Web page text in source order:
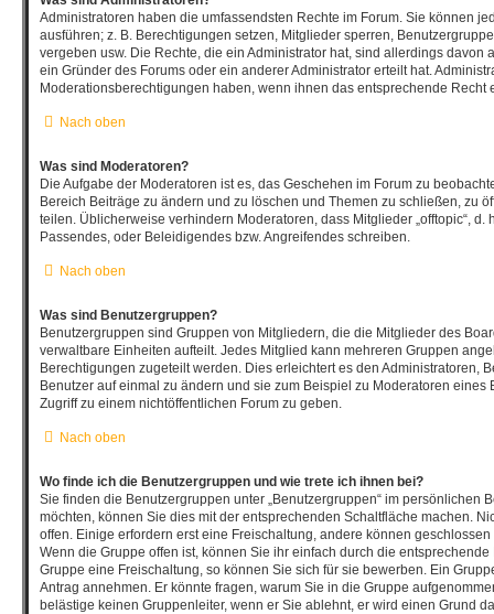
Administratoren haben die umfassendsten Rechte im Forum. Sie können
ausführen; z. B. Berechtigungen setzen, Mitglieder sperren,
vergeben usw. Die Rechte, die ein Administrator hat, sind allerdings davon
ein Gründer des Forums oder ein anderer Administrator erteilt hat.
Moderationsberechtigungen haben, wenn ihnen das entsprechende Recht
Nach oben
Was sind Moderatoren?
Die Aufgabe der Moderatoren ist es, das Geschehen im Forum zu
Bereich Beiträge zu ändern und zu löschen und Themen zu schließen, zu
teilen. Üblicherweise verhindern Moderatoren, dass Mitglieder „offtopic“, d.
Passendes, oder Beleidigendes bzw. Angreifendes schreiben.
Nach oben
Was sind Benutzergruppen?
Benutzergruppen sind Gruppen von Mitgliedern, die die Mitglieder des
verwaltbare Einheiten aufteilt. Jedes Mitglied kann mehreren Gruppen
Berechtigungen zugeteilt werden. Dies erleichtert es den Administratoren,
Benutzer auf einmal zu ändern und sie zum Beispiel zu Moderatoren eines
Zugriff zu einem nichtöffentlichen Forum zu geben.
Nach oben
Wo finde ich die Benutzergruppen und wie trete ich ihnen bei?
Sie finden die Benutzergruppen unter „Benutzergruppen“ im persönlichen
möchten, können Sie dies mit der entsprechenden Schaltfläche machen.
offen. Einige erfordern erst eine Freischaltung, andere können
Wenn die Gruppe offen ist, können Sie ihr einfach durch die
Gruppe eine Freischaltung, so können Sie sich für sie bewerben. Ein
Antrag annehmen. Er könnte fragen, warum Sie in die Gruppe
belästige keinen Gruppenleiter, wenn er Sie ablehnt, er wird einen Grund